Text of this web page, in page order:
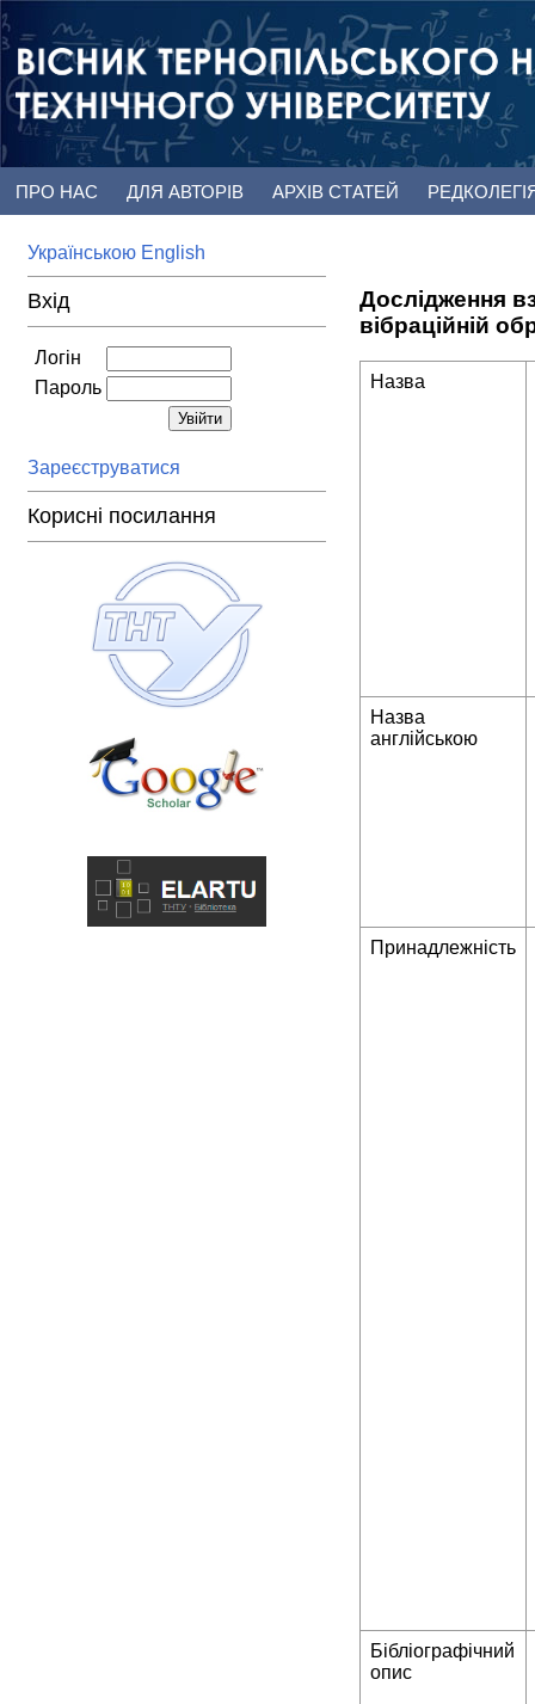
ПРО НАС ДЛЯ АВТОРІВ АРХІВ СТАТЕЙ
Українською English
Вхід
Логін
Пароль
Зареєструватися
Корисні посилання
Дослідження
вібраційній
Назва
Назва
англійською
Принадлежність
Бібліографічний
опис